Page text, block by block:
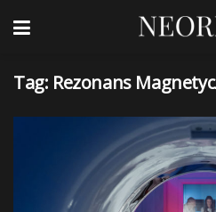
Tag: Rezonans